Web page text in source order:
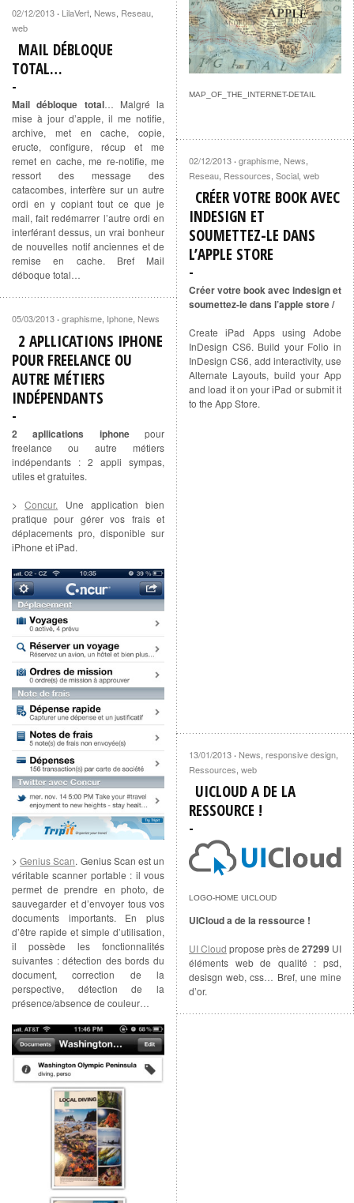
MAP_OF_THE_INTERNET-DETAIL
02/12/2013 · LilaVert, News, Reseau,
web
MAIL DÉBLOQUE
TOTAL…
Mail débloque total… Malgré la
mise à jour d’apple, il me notifie,
archive, met en cache, copie,
eructe, configure, récup et me
remet en cache, me re-notifie, me
ressort des message des
catacombes, interfère sur un autre
ordi en y copiant tout ce que je
mail, fait redémarrer l’autre ordi en
interférant dessus, un vrai bonheur
de nouvelles notif anciennes et de
remise en cache. Bref Mail
déboque total…
02/12/2013 · graphisme, News,
Reseau, Ressources, Social, web
CRÉER VOTRE BOOK AVEC
INDESIGN ET
SOUMETTEZ-LE DANS
L’APPLE STORE
Créer votre book avec indesign et
soumettez-le dans l’apple store /
Create iPad Apps using Adobe
InDesign CS6. Build your Folio in
InDesign CS6, add interactivity, use
Alternate Layouts, build your App
and load it on your iPad or submit it
to the App Store.
05/03/2013 · graphisme, Iphone, News
2 APLLICATIONS IPHONE
POUR FREELANCE OU
AUTRE MÉTIERS
INDÉPENDANTS
2 apllications iphonepour
freelance ou autre métiers
indépendants : 2 appli sympas,
utiles et gratuites.
>Concur. Une application bien
pratique pour gérer vos frais et
déplacements pro, disponible sur
iPhone et iPad.
>Genius Scan. Genius Scan est un
véritable scanner portable : il vous
permet de prendre en photo, de
sauvegarder et d’envoyer tous vos
documents importants. En plus
d’être rapide et simple d’utilisation,
il possède les fonctionnalités
suivantes : détection des bords du
document, correction de la
perspective, détection de la
présence/absence de couleur…
13/01/2013 · News, responsive design,
Ressources, web
UICLOUD A DE LA
RESSOURCE !
LOGO-HOME UICLOUD
UICloud a de la ressource !
UI Cloud propose près de 27299 UI
éléments web de qualité : psd,
desisgn web, css… Bref, une mine
d’or.